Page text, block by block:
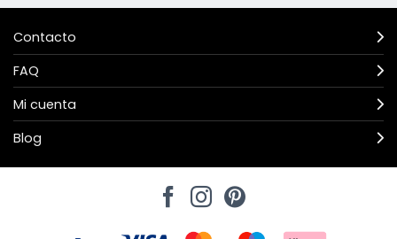
Contacto
FAQ
Mi cuenta
Blog